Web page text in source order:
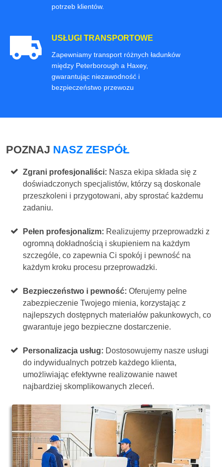
potrzeb klientów.
USŁUGI TRANSPORTOWE
Zapewniamy transport różnych ładunków
między Peterborough a Haxey,
gwarantując niezawodność i
bezpieczeństwo przewozu
POZNAJ NASZ ZESPÓŁ
Zgrani profesjonaliści: Nasza ekipa składa się z
doświadczonych specjalistów, którzy są doskonale
przeszkoleni i przygotowani, aby sprostać każdemu
zadaniu.
Pełen profesjonalizm: Realizujemy przeprowadzki z
ogromną dokładnością i skupieniem na każdym
szczególe, co zapewnia Ci spokój i pewność na
każdym kroku procesu przeprowadzki.
Bezpieczeństwo i pewność:Oferujemy pełne
zabezpieczenie Twojego mienia, korzystając z
najlepszych dostępnych materiałów pakunkowych, co
gwarantuje jego bezpieczne dostarczenie.
Personalizacja usług: Dostosowujemy nasze usługi
do indywidualnych potrzeb każdego klienta,
umożliwiając efektywne realizowanie nawet
najbardziej skomplikowanych zleceń.